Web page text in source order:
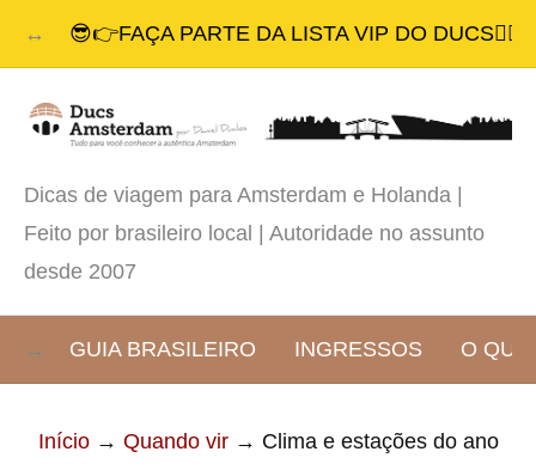
😎👉FAÇA PARTE DA LISTA VIP DO DUCS👈🏾🔥
Dicas de viagem para Amsterdam e Holanda |
Feito por brasileiro local | Autoridade no assunto
desde 2007
GUIA BRASILEIRO INGRESSOS O QUE
Início → Quando vir → Clima e estações do ano